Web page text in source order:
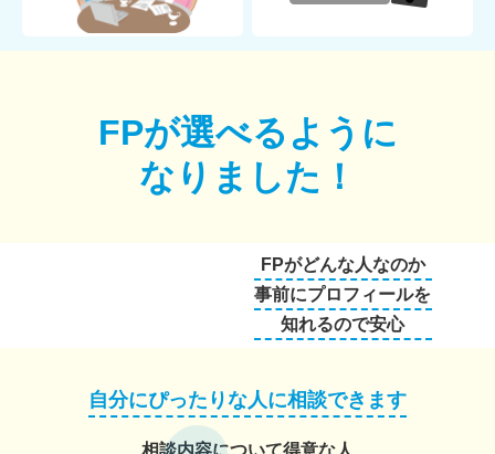
FPが選べるように
なりました！
FPがどんな人なのか
事前にプロフィールを
知れるので安心
自分にぴったりな人に相談できます
相談内容について得意な人